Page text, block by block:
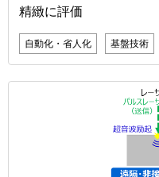
精緻に評価
自動化・省人化 基盤技術